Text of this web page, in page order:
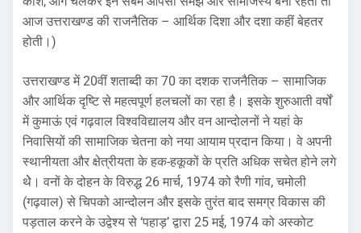
आज उत्तराखण्ड की राजनैतिक – आर्थिक दिशा और दशा कहीं बेहतर
होती।)
उत्तराखण्ड में 20वीं शताब्दी का 70 का दशक राजनैतिक – सामाजिक
और आर्थिक दृष्टि से महत्वपूर्ण हलचलों का रहा है। इसके शुरुआती वर्षों
में कुमाऊं एवं गढ़वाल विश्वविद्यालय और वन आन्दोलनों ने यहां के
निवासियों की सामाजिक चेतना को नया आयाम प्रदान किया। वे अपनी
स्थानीयता और क्षेत्रीयता के हक-हकूकों के प्रति अधिक सचेत होने लगे
थेे। वनों के दोहन के विरुद्ध 26 मार्च, 1974 को रैणी गांव, चमोली
(गढ़वाल) से चिपको आन्दोलन और इसके तुरंत बाद समग्र विकास की
पड़ताल करने के उद्वेश्य से ‘पहाड़’ द्वारा 25 मई, 1974 को अस्कोट